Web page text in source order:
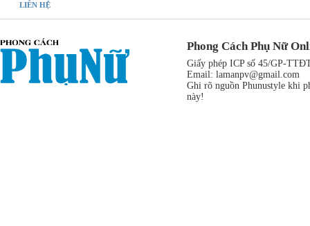
LIÊN HỆ
Phong Cách Phụ Nữ
Giấy phép ICP số 45/GP-
Email: lamanpv@gmail.com
Ghi rõ nguồn Phunustyle khi
này!